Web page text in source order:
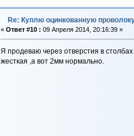
Re: Куплю оцинкованную
« Ответ #10 : 09 Апреля 2014, 20:16:39 »
Я продеваю через отверстия в
жесткая ,а вот 2мм нормально.